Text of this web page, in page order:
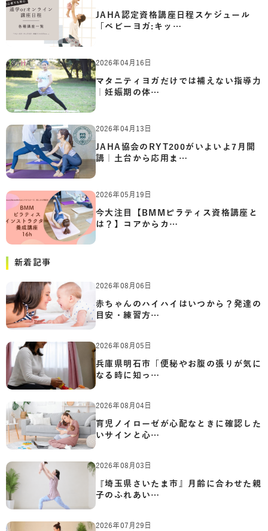
JAHA認定資格講座日程スケジュール
「ベビーヨガ:キッ…
2026年04月16日
マタニティヨガだけでは補えない指導力
｜妊娠期の体…
2026年04月13日
JAHA協会のRYT200がいよいよ7月開
講｜土台から応用ま…
2026年05月19日
今大注目【BMMピラティス資格講座と
は？】コアからカ…
新着記事
2026年08月06日
赤ちゃんのハイハイはいつから？発達の
目安・練習方…
2026年08月05日
兵庫県明石市「便秘やお腹の張りが気に
なる時に知っ…
2026年08月04日
育児ノイローゼが心配なときに確認した
いサインと心…
2026年08月03日
『埼玉県さいたま市』月齢に合わせた親
子のふれあい…
2026年07月29日